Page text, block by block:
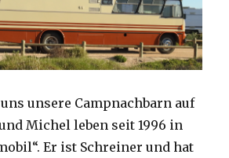
unsere Campnachbarn auf
Michel leben seit 1996 in
Er ist Schreiner und hat